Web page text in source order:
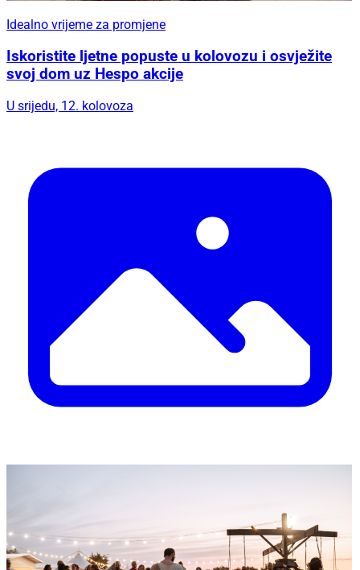
Idealno vrijeme za promjene
Iskoristite ljetne popuste u kolovozu i osvježite
svoj dom uz Hespo akcije
U srijedu, 12. kolovoza